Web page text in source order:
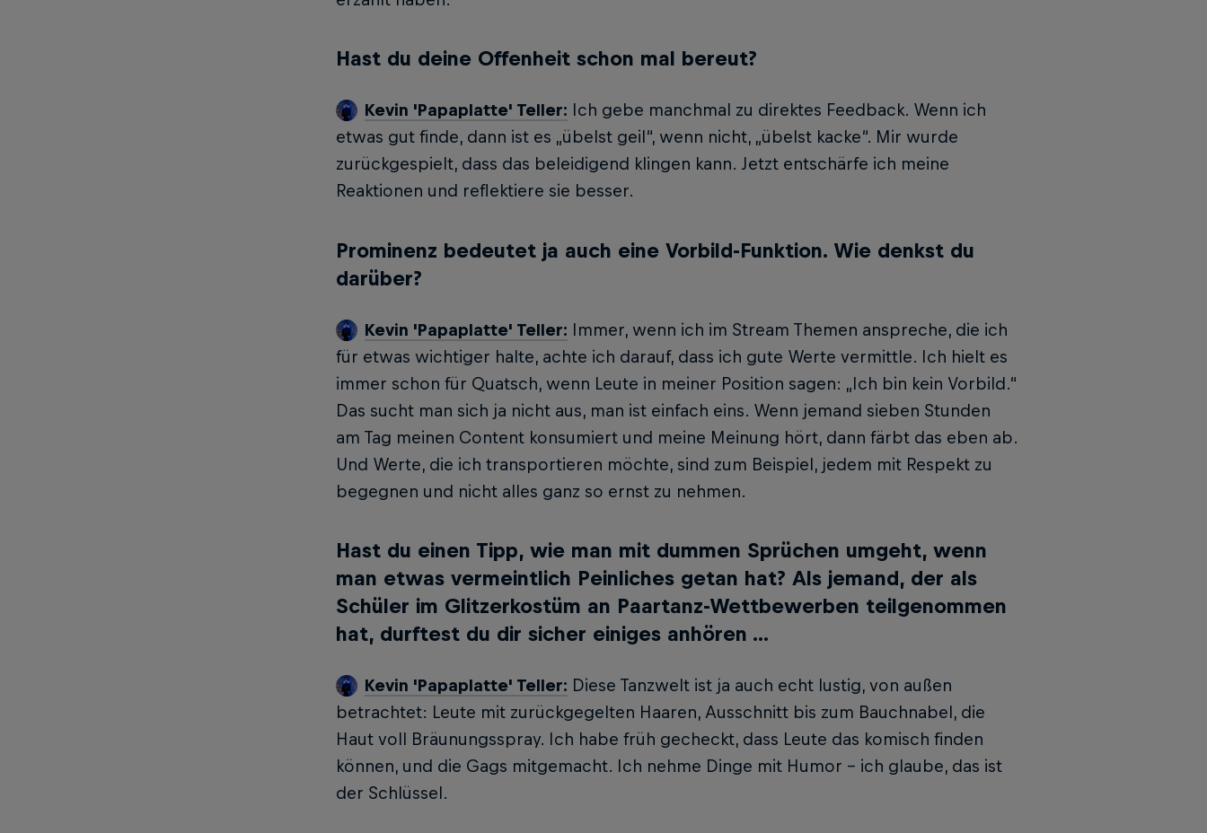
Hast du deine Offenheit schon mal bereut?
Kevin 'Papaplatte' Teller:
Ich gebe manchmal zu direktes Feedback. Wenn ich
etwas gut finde, dann ist es „übelst geil“, wenn nicht, „übelst kacke“. Mir wurde
zurückgespielt, dass das beleidigend klingen kann. Jetzt entschärfe ich meine
Reaktionen und reflektiere sie besser.
Prominenz bedeutet ja auch eine Vorbild-Funktion. Wie denkst du
darüber?
Kevin 'Papaplatte' Teller: Immer, wenn ich im Stream Themen anspre­che, die ich
für etwas wichtiger halte, achte ich darauf, dass ich gute Werte vermittle. Ich hielt es
immer schon für Quatsch, wenn Leute in meiner Position sagen: „Ich bin kein Vorbild.“
Das sucht man sich ja nicht aus, man ist ein­fach eins. Wenn jemand sieben Stunden
am Tag meinen Content konsumiert und meine Meinung hört, dann färbt das eben ab.
Und Werte, die ich transportieren möchte, sind zum Beispiel, jedem mit Respekt zu
begegnen und nicht alles ganz so ernst zu nehmen.
Hast du einen Tipp, wie man mit dummen Sprüchen umgeht, wenn
man etwas vermeintlich Peinliches getan hat? Als jemand, der als
Schüler im Glitzerkostüm an Paartanz-Wettbewerben teilgenommen
hat, durftest du dir sicher einiges anhören ...
Kevin 'Papaplatte' Teller: Diese Tanzwelt ist ja auch echt lustig, von au­ßen
betrachtet: Leute mit zurückgegelten Haa­ren, Ausschnitt bis zum Bauchnabel, die
Haut voll Bräunungsspray. Ich habe früh gecheckt, dass Leute das komisch finden
können, und die Gags mitgemacht. Ich nehme Dinge mit Humor – ich glaube, das ist
der Schlüssel.